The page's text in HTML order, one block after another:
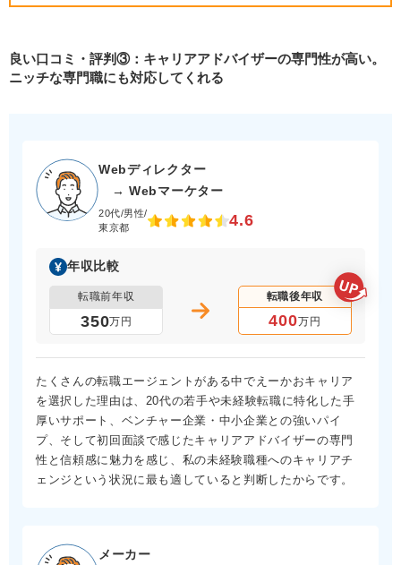
良い口コミ・評判③：キャリアアドバイザーの専門性が高い。
ニッチな専門職にも対応してくれる
Webディレクター
→ Webマーケター
20代/男性/
東京都
4.6
年収比較
転職前年収
350万円
転職後年収
400万円
たくさんの転職エージェントがある中でえーかおキャリア
を選択した理由は、20代の若手や未経験転職に特化した手
厚いサポート、ベンチャー企業・中小企業との強いパイ
プ、そして初回面談で感じたキャリアアドバイザーの専門
性と信頼感に魅力を感じ、私の未経験職種へのキャリアチ
ェンジという状況に最も適していると判断したからです。
メーカー